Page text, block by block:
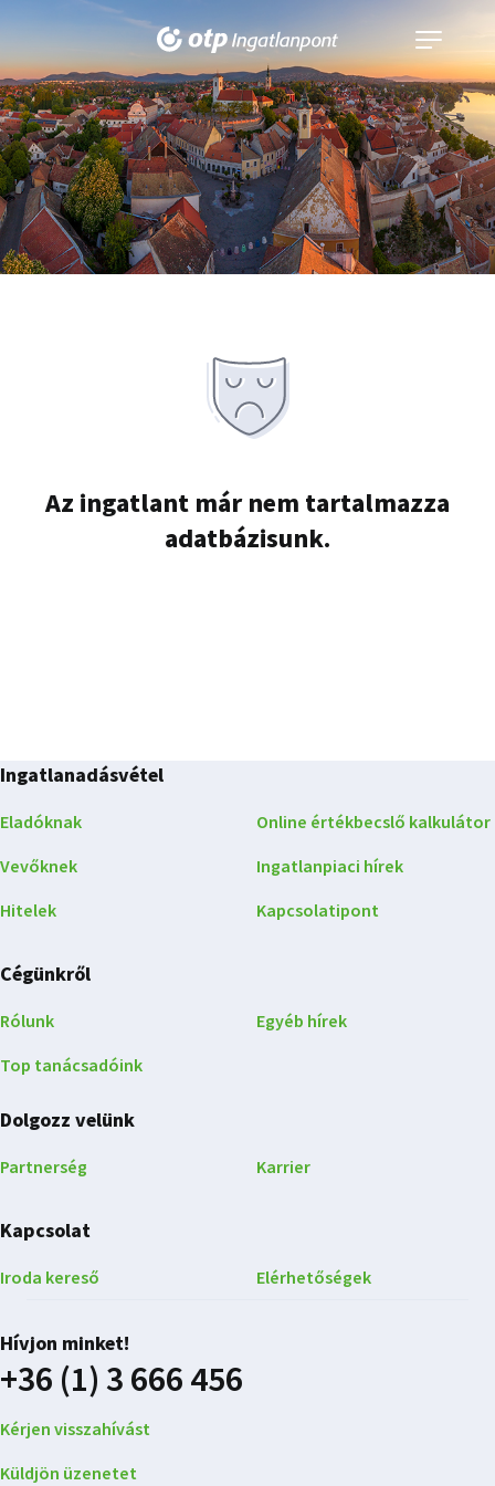
Navigáció
kinyitása
Az ingatlant már nem tartalmazza
adatbázisunk.
Ingatlanadásvétel
Eladóknak
Vevőknek
Hitelek
Online értékbecslő kalkulátor
Ingatlanpiaci hírek
Kapcsolatipont
Cégünkről
Rólunk
Top tanácsadóink
Egyéb hírek
Dolgozz velünk
Partnerség Karrier
Kapcsolat
Iroda kereső Elérhetőségek
Hívjon minket!
+36 (1) 3 666 456
Kérjen visszahívást
Küldjön üzenetet